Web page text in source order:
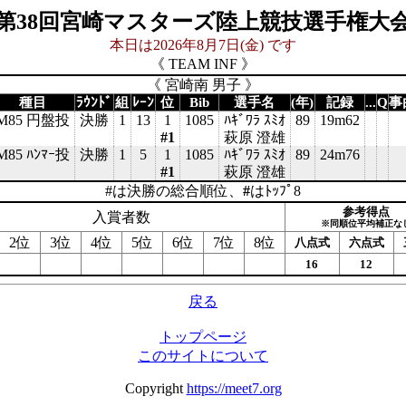
38回宮崎マスターズ陸上競技選手権大
本日は2026年8月7日(金) です
《 TEAM INF 》
《 宮崎南 男子 》
種目 ﾗｳﾝﾄﾞ 組 ﾚｰﾝ 位 Bib 選手名 (年) 記録 ...Q事
円盤投 決勝 1 13
1
#1
1085
ﾊｷﾞﾜﾗ ｽﾐｵ
萩原 澄雄
89 19m62
ﾊﾝﾏｰ投 決勝 1 5
1
#1
1085
ﾊｷﾞﾜﾗ ｽﾐｵ
萩原 澄雄
89 24m76
#は決勝の総合順位、 #はﾄｯﾌﾟ8
入賞者数
参考得点
※同順位平均補正な
2位 3位 4位 5位 6位 7位 8位 八点式 六点式
16
12
戻る
トップページ
このサイトについて
Copyright https://meet7.org